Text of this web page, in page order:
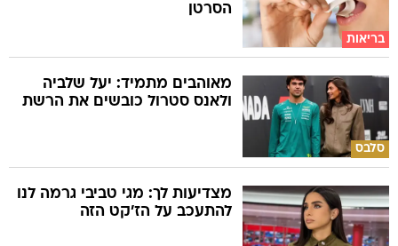
בריאות
הסרטן
סלבס
מאוהבים מתמיד: יעל שלביה
ולאנס סטרול כובשים את הרשת
מצדיעות לך: מגי טביבי גרמה לנו
להתעכב על הז'קט הזה